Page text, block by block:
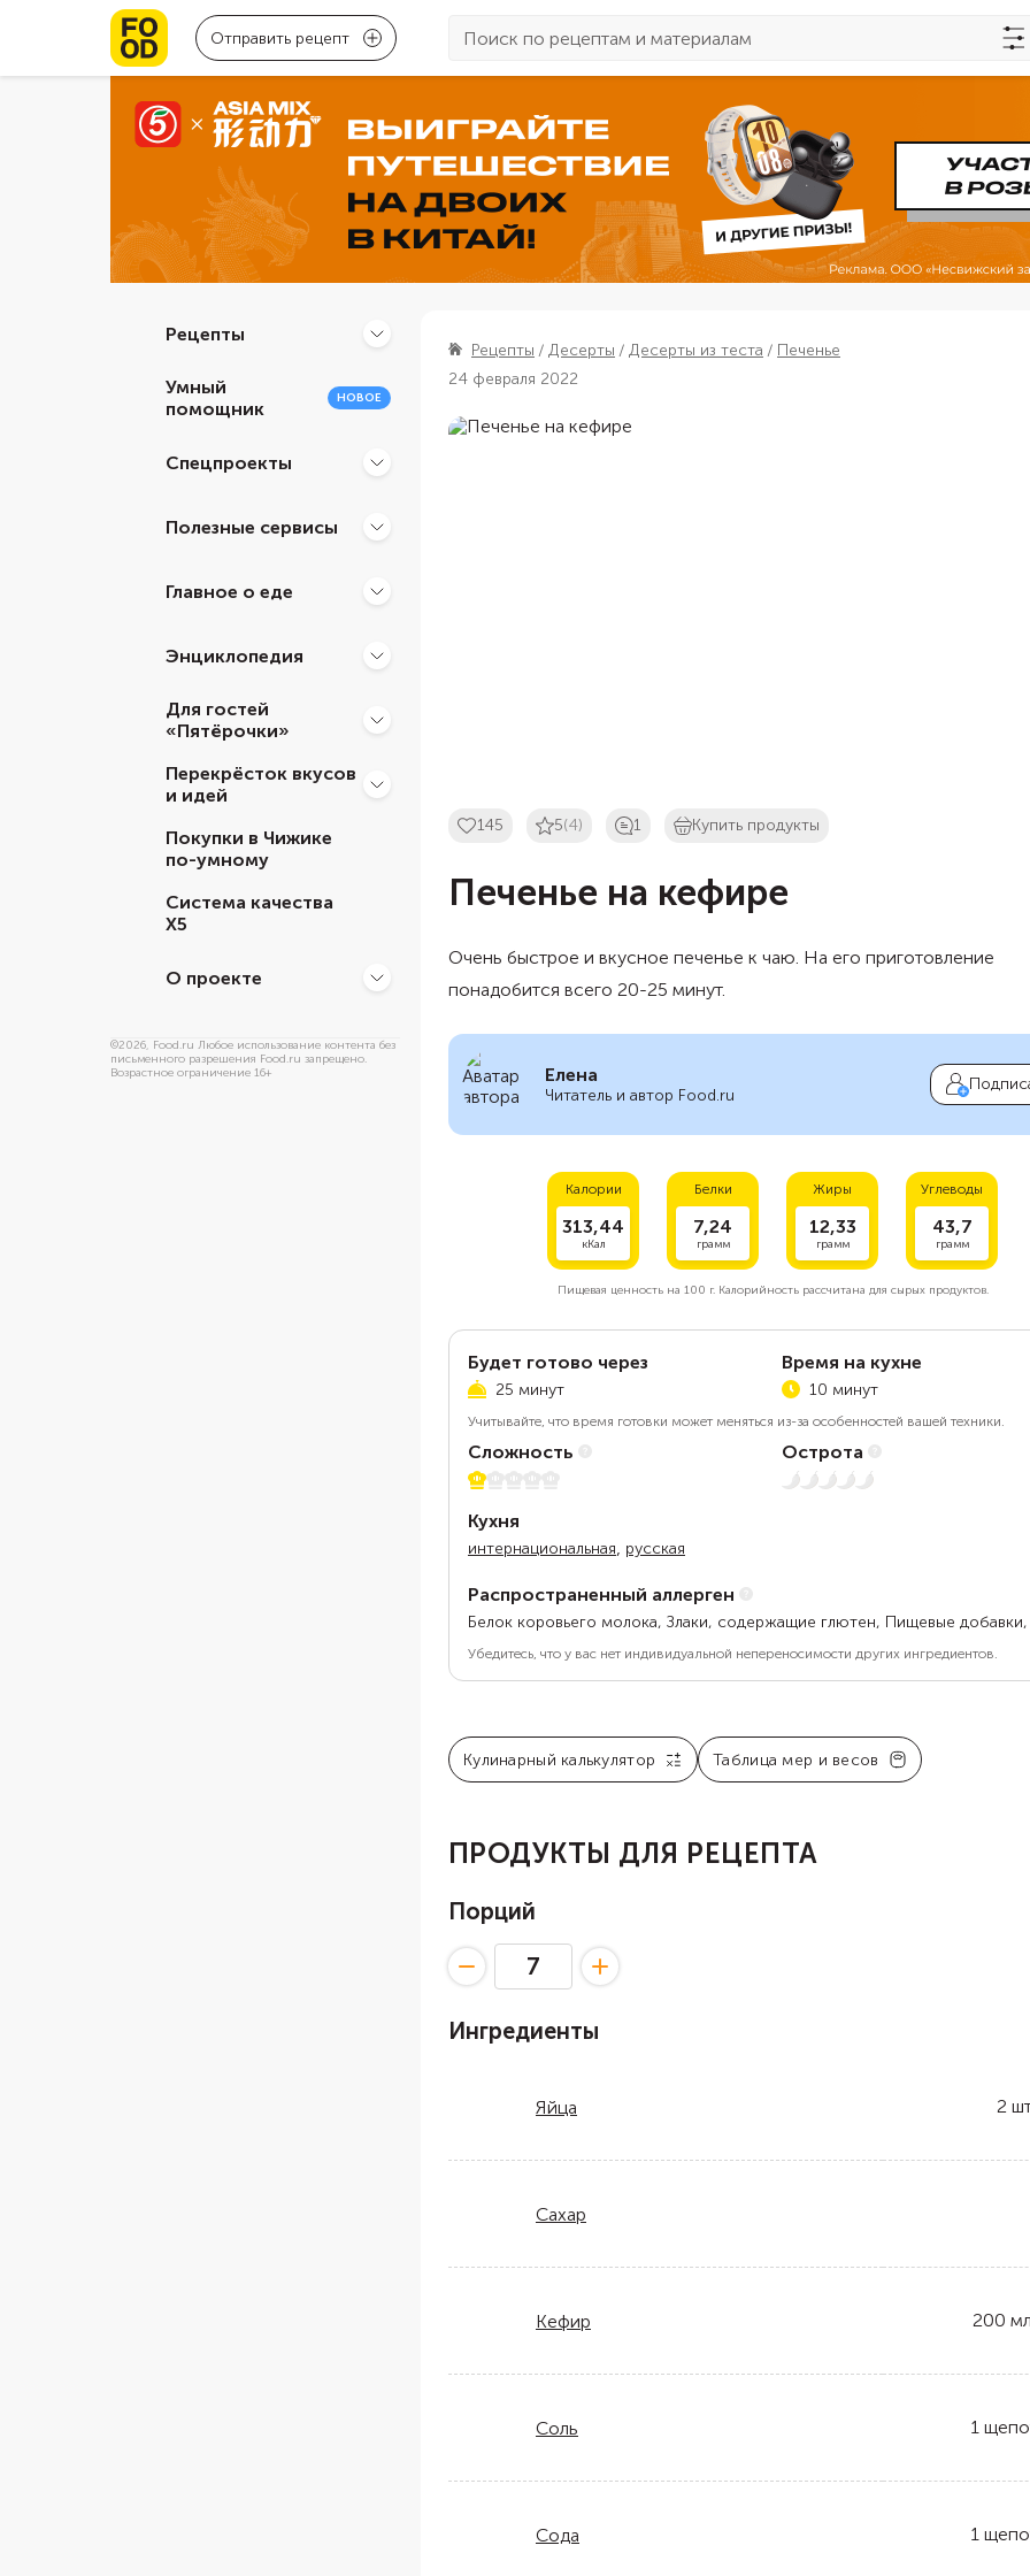
Отправить рецепт
Рецепты
Умный
помощник
НОВОЕ
Спецпроекты
Полезные сервисы
Главное о еде
Энциклопедия
Для гостей
«Пятёрочки»
Перекрёсток вкусов
и идей
Покупки в Чижике
по-умному
Система качества
Х5
О проекте
©2026, Food.ru Любое использование контента без
письменного разрешения Food.ru запрещено.
Возрастное ограничение 16+
Рецепты Десерты Десерты из теста
Печенье
24 февраля 2022
145 5(4) 1 Купить продукты
Печенье на кефире
Очень быстрое и вкусное печенье к чаю. На его приготовление
понадобится всего 20-25 минут.
Елена
Читатель и автор Food.ru
Калории
313,44
кКал
Белки
7,24
грамм
Жиры
12,33
грамм
Углеводы
43,7
грамм
Пищевая ценность на 100 г.Калорийность рассчитана для сырых продуктов.
Будет готово через
25 минут
Время на кухне
10 минут
Учитывайте, что время готовки может меняться из-за особенностей вашей техники.
Сложность
1 из 5
Острота
Нет остроты
Кухня
интернациональная, русская
Распространенный аллерген
Белок коровьего молока, Злаки, содержащие глютен, Пищевые
Убедитесь, что у вас нет индивидуальной непереносимости других ингредиентов.
Кулинарный калькулятор Таблица мер и весов
ПРОДУКТЫ ДЛЯ РЕЦЕПТА
Порций
Ингредиенты
Яйца 2
Сахар
Кефир 200
Соль 1
Сода 1